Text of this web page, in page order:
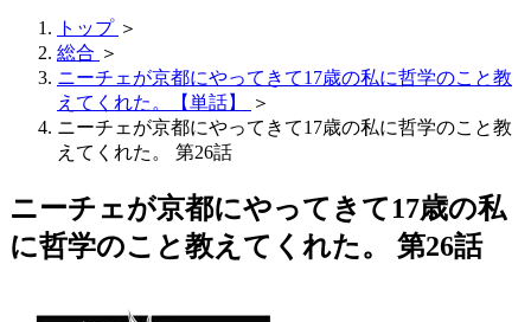
トップ ＞
総合 ＞
ニーチェが京都にやってきて17歳の私に哲学のこと教
えてくれた。【単話】
＞
ニーチェが京都にやってきて17歳の私に哲学のこと教
えてくれた。 第26話
ニーチェが京都にやってきて17歳の私
に哲学のこと教えてくれた。 第26話